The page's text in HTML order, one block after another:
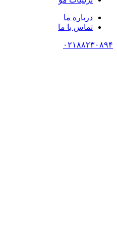
درباره ما
تماس با ما
۰۲۱۸۸۲۳۰۸۹۴